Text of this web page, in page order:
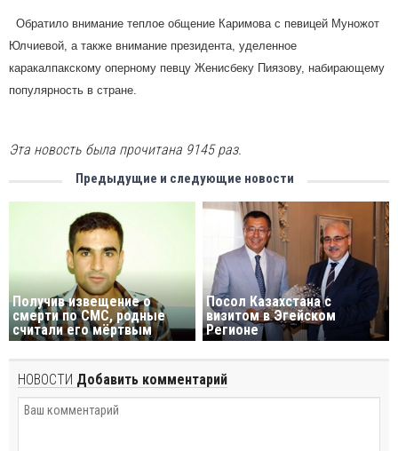
Обратило внимание теплое общение Каримова с певицей Муножот
Юлчиевой, а также внимание президента, уделенное
каракалпакскому оперному певцу Женисбеку Пиязову, набирающему
популярность в стране.
Эта новость была прочитана 9145 раз.
Предыдущие и следующие новости
Получив извещение о
смерти по СМС, родные
считали его мёртвым
Посол Казахстана с
визитом в Эгейском
Регионе
НОВОСТИ Добавить комментарий